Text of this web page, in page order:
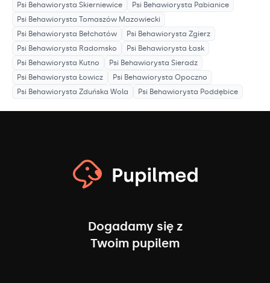
Psi Behawiorysta Skierniewice Psi Behawiorysta Pabianice
Psi Behawiorysta Tomaszów Mazowiecki
Psi Behawiorysta Bełchatów Psi Behawiorysta Zgierz
Psi Behawiorysta Radomsko Psi Behawiorysta Łask
Psi Behawiorysta Kutno Psi Behawiorysta Sieradz
Psi Behawiorysta Łowicz Psi Behawiorysta Opoczno
Psi Behawiorysta Zduńska Wola Psi Behawiorysta Poddębice
Dogadamy się z
Twoim pupilem